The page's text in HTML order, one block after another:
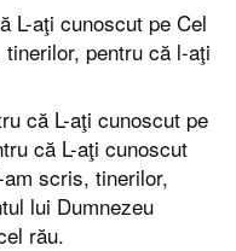
L-aţi cunoscut pe Cel
pentru că l-aţi
că L-aţi cunoscut pe
că L-aţi cunoscut
scris, tinerilor,
lui Dumnezeu
rău.